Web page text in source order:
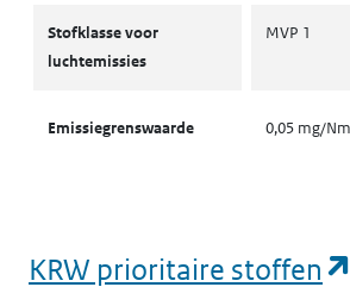
Stofklasse voor
luchtemissies
MVP 1
Emissiegrenswaarde 0,05 mg/
KRW prioritaire stoffen